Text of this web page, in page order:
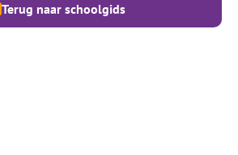
Terug naar schoolgids